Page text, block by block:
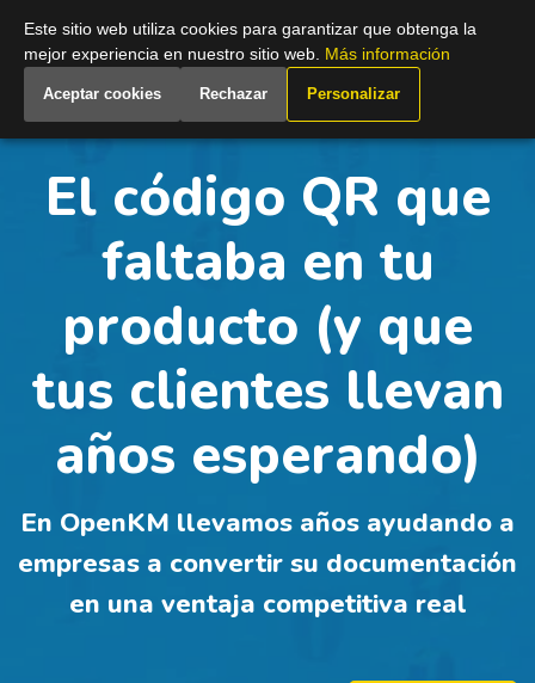
Spain
El código QR que
faltaba en tu
producto (y que
tus clientes llevan
años esperando)
En OpenKM llevamos años ayudando a
empresas a convertir su documentación
en una ventaja competitiva real
Este sitio web utiliza cookies para garantizar que obtenga la
mejor experiencia en nuestro sitio web. Más información
Aceptar cookies Rechazar Personalizar